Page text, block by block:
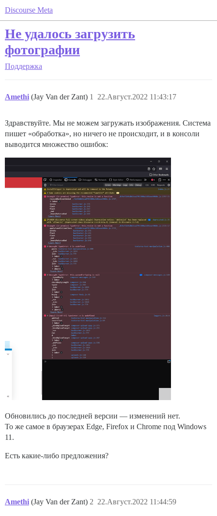
Discourse Meta
Не удалось загрузить
фотографии
Поддержка
Amethi (Jay Van der Zant) 22.Август.2022 11:43:17
1
Здравствуйте. Мы не можем загружать изображения. Система
пишет «обработка», но ничего не происходит, и в консоли
выводится множество ошибок:
Обновились до последней версии — изменений нет.
То же самое в браузерах Edge, Firefox и Chrome под Windows
11.
Есть какие-либо предложения?
Amethi (Jay Van der Zant) 22.Август.2022 11:44:59
2